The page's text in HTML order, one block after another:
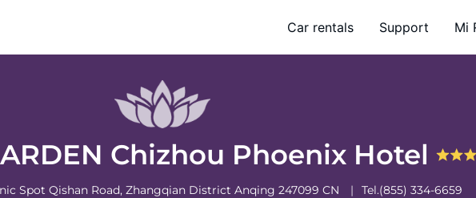
Car rentals Support Mi
Chizhou Phoenix Hotel
Spot Qishan Road, Zhangqian District Anqing 247099 CN Tel.(855) 334-6659